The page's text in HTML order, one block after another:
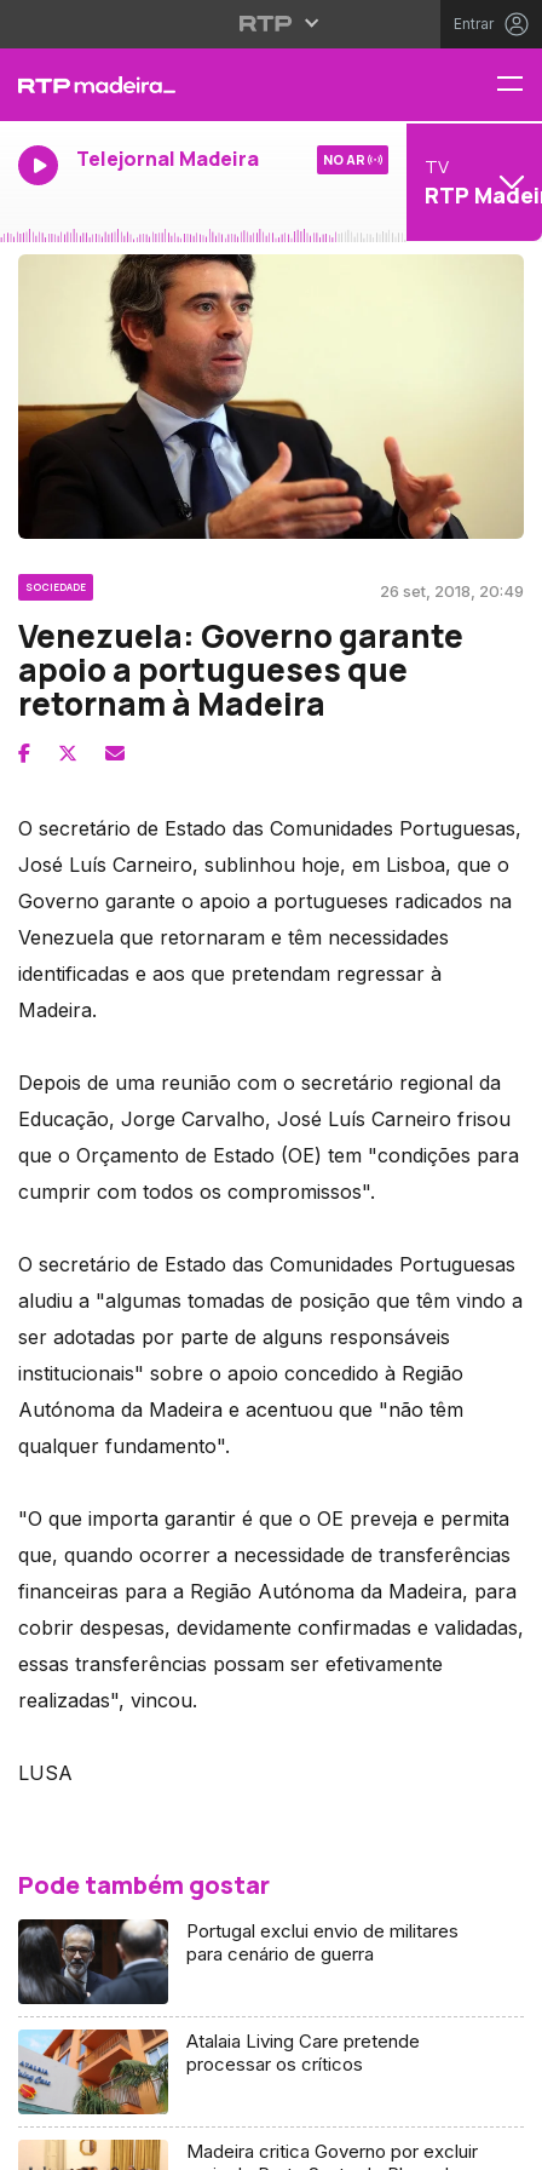
Entrar
Telejornal Madeira NO AR TV
RTP
SOCIEDADE 26 set, 2018, 20:49
Venezuela: Governo garante
apoio a portugueses que
retornam à Madeira
O secretário de Estado das Comunidades Portuguesas,
José Luís Carneiro, sublinhou hoje, em Lisboa, que o
Governo garante o apoio a portugueses radicados na
Venezuela que retornaram e têm necessidades
identificadas e aos que pretendam regressar à
Madeira.
Depois de uma reunião com o secretário regional da
Educação, Jorge Carvalho, José Luís Carneiro frisou
que o Orçamento de Estado (OE) tem "condições para
cumprir com todos os compromissos".
O secretário de Estado das Comunidades Portuguesas
aludiu a "algumas tomadas de posição que têm vindo a
ser adotadas por parte de alguns responsáveis
institucionais" sobre o apoio concedido à Região
Autónoma da Madeira e acentuou que "não têm
qualquer fundamento".
"O que importa garantir é que o OE preveja e permita
que, quando ocorrer a necessidade de transferências
financeiras para a Região Autónoma da Madeira, para
cobrir despesas, devidamente confirmadas e validadas,
essas transferências possam ser efetivamente
realizadas", vincou.
LUSA
Pode também gostar
Portugal exclui envio de militares
para cenário de guerra
Atalaia Living Care pretende
processar os críticos
Madeira critica Governo por excluir